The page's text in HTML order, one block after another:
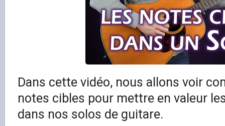
Dans cette vidéo, nous allons voir
notes cibles pour mettre en valeur
dans nos solos de guitare.